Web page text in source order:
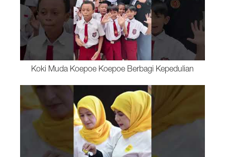
Koki Muda Koepoe Koepoe Berbagi Kepedulian